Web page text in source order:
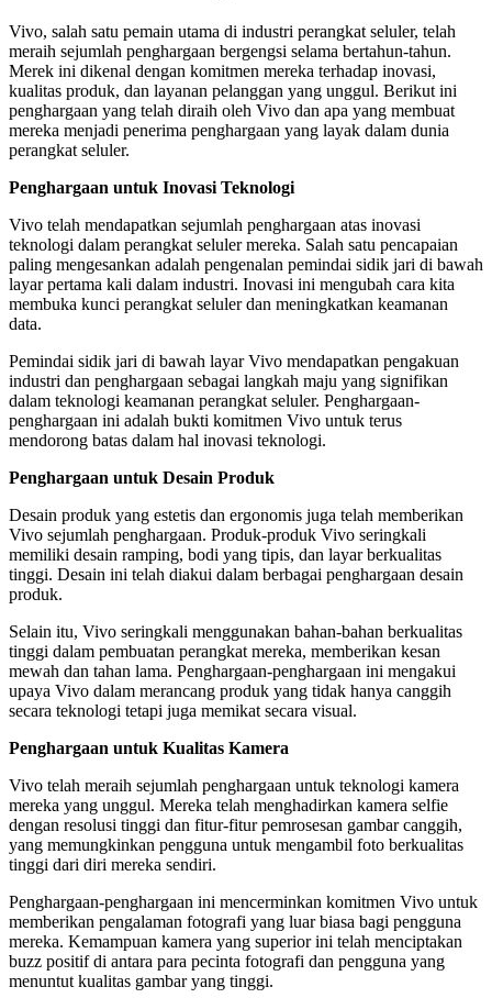
Vivo, salah satu pemain utama di industri perangkat seluler, telah
meraih sejumlah penghargaan bergengsi selama bertahun-tahun.
Merek ini dikenal dengan komitmen mereka terhadap inovasi,
kualitas produk, dan layanan pelanggan yang unggul. Berikut ini
penghargaan yang telah diraih oleh Vivo dan apa yang membuat
mereka menjadi penerima penghargaan yang layak dalam dunia
perangkat seluler.
Penghargaan untuk Inovasi Teknologi
Vivo telah mendapatkan sejumlah penghargaan atas inovasi
teknologi dalam perangkat seluler mereka. Salah satu pencapaian
paling mengesankan adalah pengenalan pemindai sidik jari di bawah
layar pertama kali dalam industri. Inovasi ini mengubah cara kita
membuka kunci perangkat seluler dan meningkatkan keamanan
data.
Pemindai sidik jari di bawah layar Vivo mendapatkan pengakuan
industri dan penghargaan sebagai langkah maju yang signifikan
dalam teknologi keamanan perangkat seluler. Penghargaan-
penghargaan ini adalah bukti komitmen Vivo untuk terus
mendorong batas dalam hal inovasi teknologi.
Penghargaan untuk Desain Produk
Desain produk yang estetis dan ergonomis juga telah memberikan
Vivo sejumlah penghargaan. Produk-produk Vivo seringkali
memiliki desain ramping, bodi yang tipis, dan layar berkualitas
tinggi. Desain ini telah diakui dalam berbagai penghargaan desain
produk.
Selain itu, Vivo seringkali menggunakan bahan-bahan berkualitas
tinggi dalam pembuatan perangkat mereka, memberikan kesan
mewah dan tahan lama. Penghargaan-penghargaan ini mengakui
upaya Vivo dalam merancang produk yang tidak hanya canggih
secara teknologi tetapi juga memikat secara visual.
Penghargaan untuk Kualitas Kamera
Vivo telah meraih sejumlah penghargaan untuk teknologi kamera
mereka yang unggul. Mereka telah menghadirkan kamera selfie
dengan resolusi tinggi dan fitur-fitur pemrosesan gambar canggih,
yang memungkinkan pengguna untuk mengambil foto berkualitas
tinggi dari diri mereka sendiri.
Penghargaan-penghargaan ini mencerminkan komitmen Vivo untuk
memberikan pengalaman fotografi yang luar biasa bagi pengguna
mereka. Kemampuan kamera yang superior ini telah menciptakan
buzz positif di antara para pecinta fotografi dan pengguna yang
menuntut kualitas gambar yang tinggi.